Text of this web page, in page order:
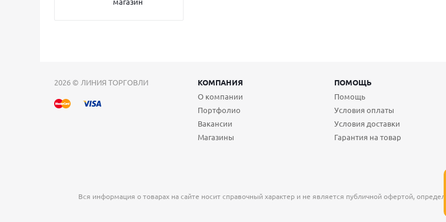
2026 © ЛИНИЯ ТОРГОВЛИ КОМПАНИЯ ПОМОЩЬ
О компании
Портфолио
Вакансии
Магазины
Помощь
Условия оплаты
Условия доставки
Гарантия на товар
Вся информация о товарах на сайте носит справочный характер и не является публичной офертой,